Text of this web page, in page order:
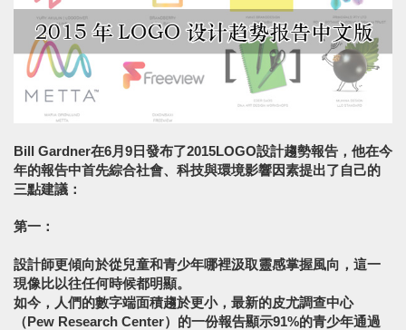
Bill Gardner在6月9日發布了2015LOGO設計趨勢報告，他在今
年的報告中首先綜合社會、科技與環境影響因素提出了自己的
三點建議：
第一：
設計師更傾向於從兒童和青少年哪裡汲取靈感掌握風向，這一
現像比以往任何時候都明顯。
如今，人們的數字端面積趨於更小，最新的皮尤調查中心
（Pew Research Center）的一份報告顯示91%的青少年通過